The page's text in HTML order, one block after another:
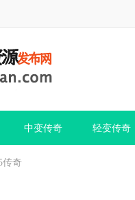
中变传奇 轻变传奇
传奇